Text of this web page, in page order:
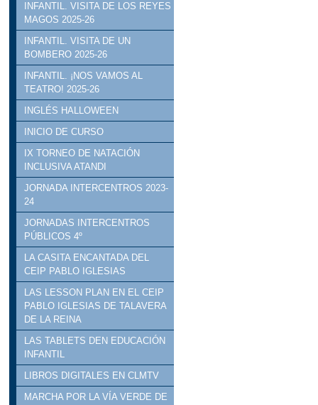
INFANTIL. VISITA DE LOS REYES
MAGOS 2025-26
INFANTIL. VISITA DE UN
BOMBERO 2025-26
INFANTIL. ¡NOS VAMOS AL
TEATRO! 2025-26
INGLÉS HALLOWEEN
INICIO DE CURSO
IX TORNEO DE NATACIÓN
INCLUSIVA ATANDI
JORNADA INTERCENTROS 2023-
24
JORNADAS INTERCENTROS
PÚBLICOS 4º
LA CASITA ENCANTADA DEL
CEIP PABLO IGLESIAS
LAS LESSON PLAN EN EL CEIP
PABLO IGLESIAS DE TALAVERA
DE LA REINA
LAS TABLETS DEN EDUCACIÓN
INFANTIL
LIBROS DIGITALES EN CLMTV
MARCHA POR LA VÍA VERDE DE